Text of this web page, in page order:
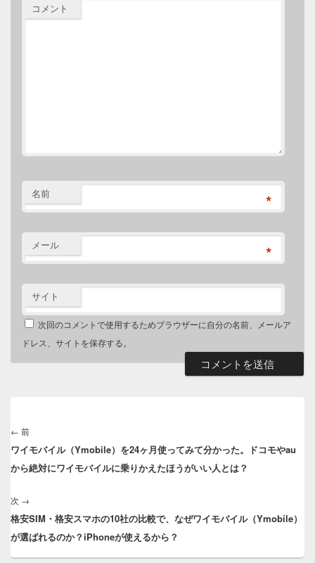
コメント
名前 *
メール *
サイト
次回のコメントで使用するためブラウザーに自分の名前、メールア
ドレス、サイトを保存する。
稿
ナ
ビ
ゲ
ー
シ
ョ
ン
← 前
の
投
ワイモバイル（Ymobile）を24ヶ月使ってみて分かった。ドコモやau
から絶対にワイモバイルに乗りかえたほうがいい人とは？
次 →
の
投
稿:
格安SIM・格安スマホの10社の比較で、なぜワイモバイル（Ymobile）
が選ばれるのか？iPhoneが使えるから？